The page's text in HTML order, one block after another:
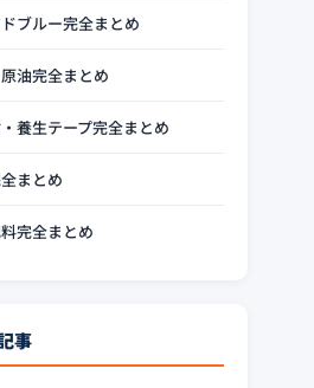
ブルー完全まとめ
油完全まとめ
養生テープ完全まとめ
まとめ
完全まとめ
事